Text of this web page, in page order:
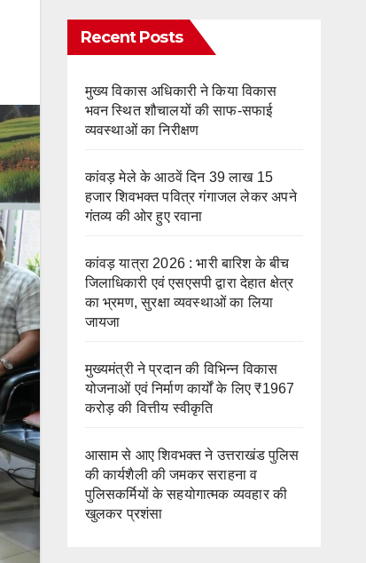
Recent Posts
मुख्य विकास अधिकारी ने किया विकास
भवन स्थित शौचालयों की साफ-सफाई
व्यवस्थाओं का निरीक्षण
कांवड़ मेले के आठवें दिन 39 लाख 15
हजार शिवभक्त पवित्र गंगाजल लेकर अपने
गंतव्य की ओर हुए रवाना
कांवड़ यात्रा 2026 : भारी बारिश के बीच
जिलाधिकारी एवं एसएसपी द्वारा देहात क्षेत्र
का भ्रमण, सुरक्षा व्यवस्थाओं का लिया
जायजा
मुख्यमंत्री ने प्रदान की विभिन्न विकास
योजनाओं एवं निर्माण कार्यों के लिए ₹1967
करोड़ की वित्तीय स्वीकृति
आसाम से आए शिवभक्त ने उत्तराखंड पुलिस
की कार्यशैली की जमकर सराहना व
पुलिसकर्मियों के सहयोगात्मक व्यवहार की
खुलकर प्रशंसा